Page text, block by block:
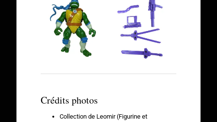
Crédits photos
Collection de Leomir (Figurine et